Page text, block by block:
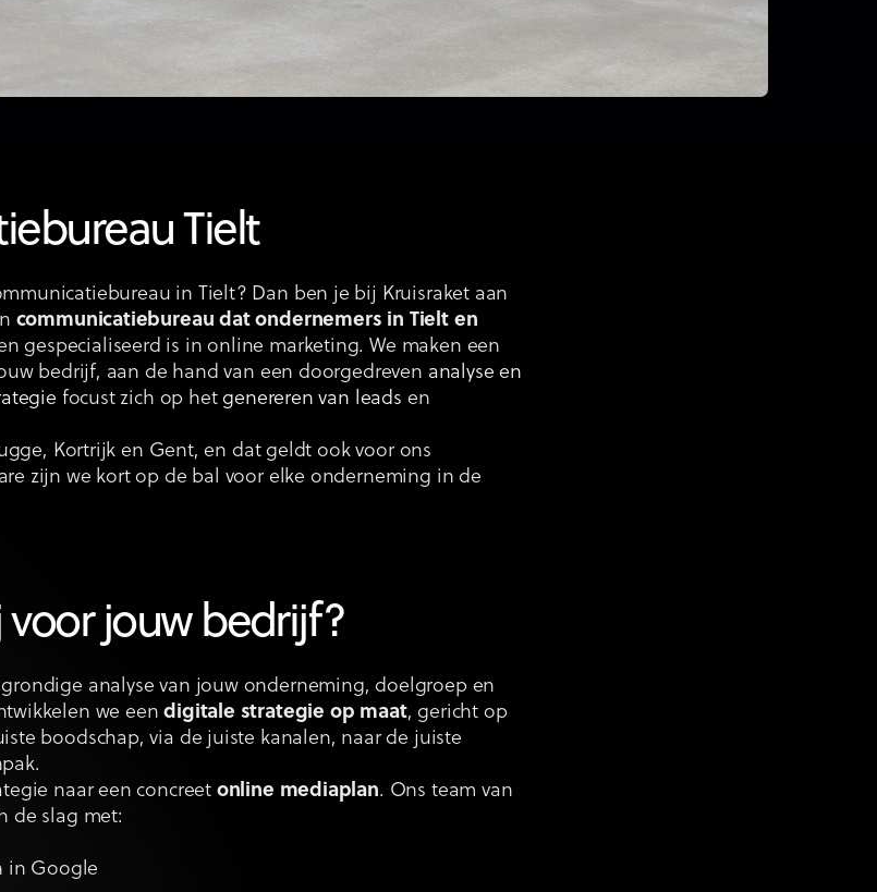
Tielt
in Tielt? Dan ben je bij Kruisraket aan
communicatiebureau dat ondernemers in Tielt en
gespecialiseerd is in online marketing. We maken een
bedrijf, aan de hand van een doorgedreven analyse en
focust zich op hetgenereren van leads en
Kortrijk en Gent, en dat geldt ook voor ons
zijn we kort op de bal voor elke onderneming in de
voor jouw bedrijf?
analyse van jouw onderneming, doelgroep en
we eendigitale strategie op maat, gericht op
boodschap, via de juiste kanalen, naar de juiste
naar een concreet online mediaplan. Ons team van
de slag met:
in Google